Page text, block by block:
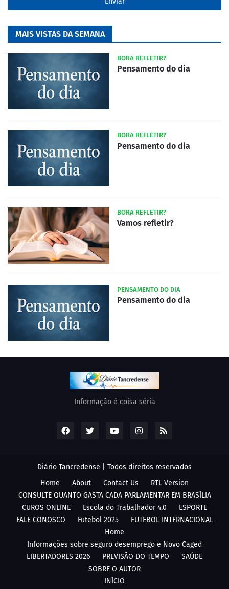
MAIS VISTAS DA SEMANA
BORA REFLETIR?
Pensamento do dia
BORA REFLETIR?
Pensamento do dia
BORA REFLETIR?
Vamos refletir?
PENSAMENTO DO DIA
Pensamento do dia
Informação é coisa séria
Diário Tancredense | Todos direitos reservados
Home
About Contact Us
RTL Version
CONSULTE QUANTO GASTA CADA PARLAMENTAR EM BRASÍLIA
CUROS ONLINE
Escola do Trabalhador 4.0
ESPORTE
FALE CONOSCO
Futebol 2025
FUTEBOL INTERNACIONAL
Home
Informações sobre seguro desemprego e Novo Caged
LIBERTADORES 2026
PREVISÃO DO TEMPO
SAÚDE
SOBRE O AUTOR
INÍCIO